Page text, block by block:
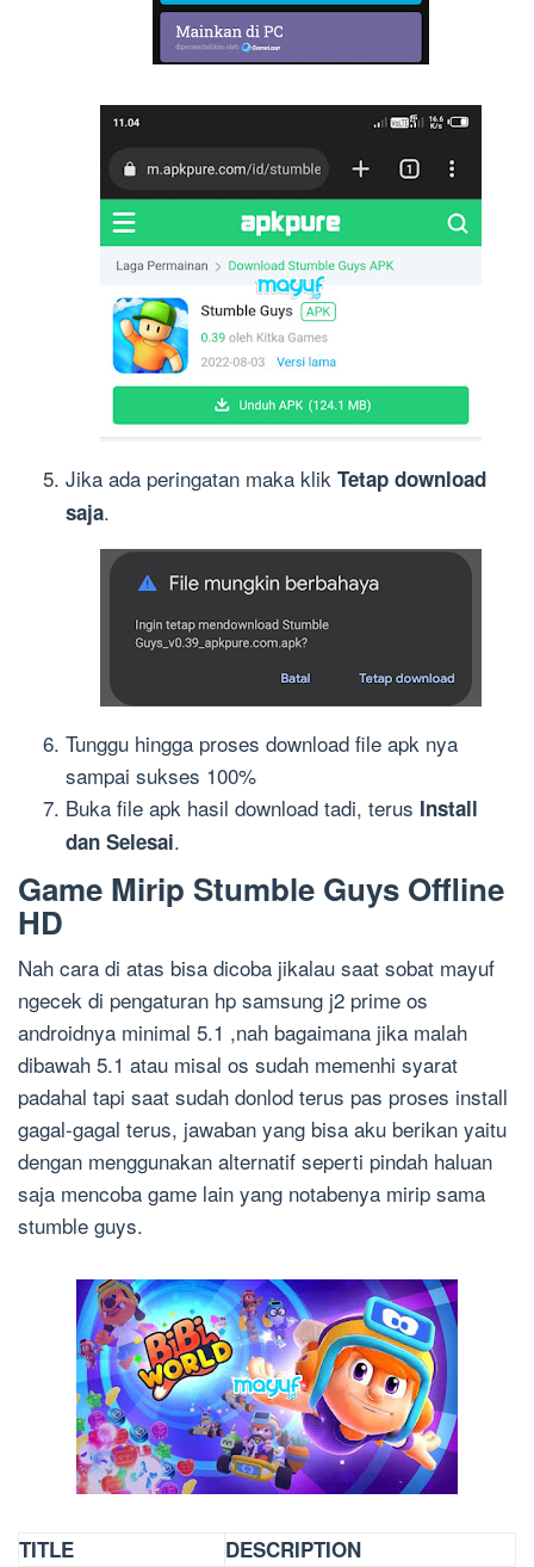
Jika ada peringatan maka klik Tetap download
saja.
Tunggu hingga proses download file apk nya
sampai sukses 100%
Buka file apk hasil download tadi, terus Install
dan Selesai.
Game Mirip Stumble Guys Offline
HD
Nah cara di atas bisa dicoba jikalau saat sobat mayuf
ngecek di pengaturan hp samsung j2 prime os
androidnya minimal 5.1 ,nah bagaimana jika malah
dibawah 5.1 atau misal os sudah memenhi syarat
padahal tapi saat sudah donlod terus pas proses install
gagal-gagal terus, jawaban yang bisa aku berikan yaitu
dengan menggunakan alternatif seperti pindah haluan
saja mencoba game lain yang notabenya mirip sama
stumble guys.
TITLE DESCRIPTION